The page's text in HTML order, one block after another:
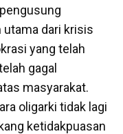
utama dari krisis
yang telah
gagal
masyarakat.
oligarki tidak lagi
ketidakpuasan